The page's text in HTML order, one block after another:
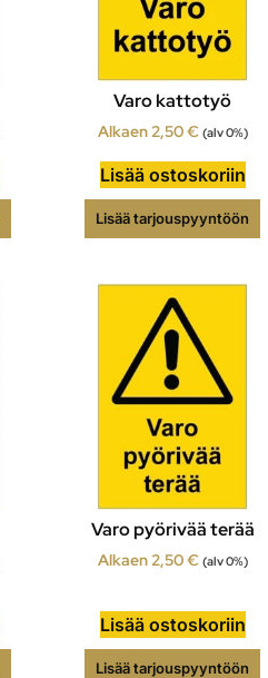
Varo kattotyö
Alkaen2,50€ (alv 0%)
Lisää ostoskoriin
Lisää tarjouspyyntöön
Varo pyörivää terää
Alkaen2,50€ (alv 0%)
Lisää ostoskoriin
Lisää tarjouspyyntöön